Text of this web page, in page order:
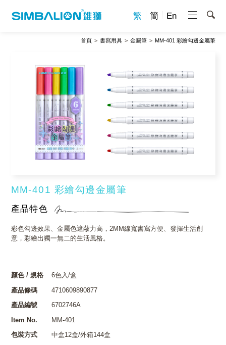
繁 簡 En
首頁 書寫用具 金屬筆 MM-401 彩繪勾邊金屬筆
MM-401 彩繪勾邊金屬筆
產品特色
彩色勾邊效果、金屬色遮蔽力高，2MM線寬書寫方便、發揮生活創
意，彩繪出獨一無二的生活風格。
顏色 / 規格
6色入/盒
產品條碼
4710609890877
產品編號
6702746A
Item No.
MM-401
包裝方式
中盒12盒/外箱144盒